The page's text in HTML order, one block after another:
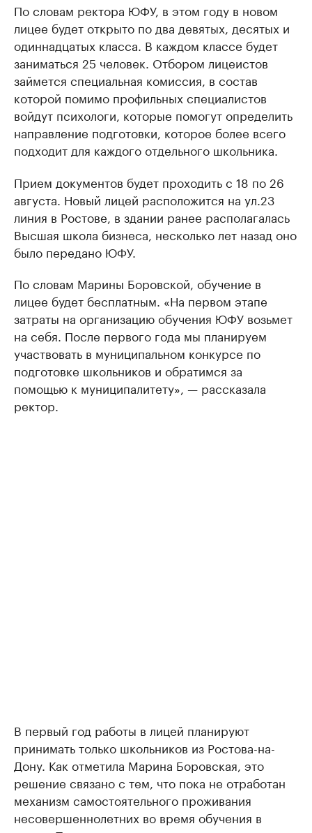
По словам ректора ЮФУ, в этом году в новом
лицее будет открыто по два девятых, десятых и
одиннадцатых класса. В каждом классе будет
заниматься 25 человек. Отбором лицеистов
займется специальная комиссия, в состав
которой помимо профильных специалистов
войдут психологи, которые помогут определить
направление подготовки, которое более всего
подходит для каждого отдельного школьника.
Прием документов будет проходить с 18 по 26
августа. Новый лицей расположится на ул.23
линия в Ростове, в здании ранее располагалась
Высшая школа бизнеса, несколько лет назад оно
было передано ЮФУ.
По словам Марины Боровской, обучение в
лицее будет бесплатным. «На первом этапе
затраты на организацию обучения ЮФУ возьмет
на себя. После первого года мы планируем
участвовать в муниципальном конкурсе по
подготовке школьников и обратимся за
помощью к муниципалитету», — рассказала
ректор.
В первый год работы в лицей планируют
принимать только школьников из Ростова-на-
Дону. Как отметила Марина Боровская, это
решение связано с тем, что пока не отработан
механизм самостоятельного проживания
несовершеннолетних во время обучения в